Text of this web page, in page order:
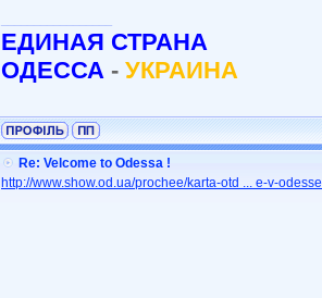
ЕДИНАЯ СТРАНА
ОДЕССА - УКРАИНА
Re: Velcome to Odessa !
http://www.show.od.ua/prochee/karta-otd ... e-v-odesse